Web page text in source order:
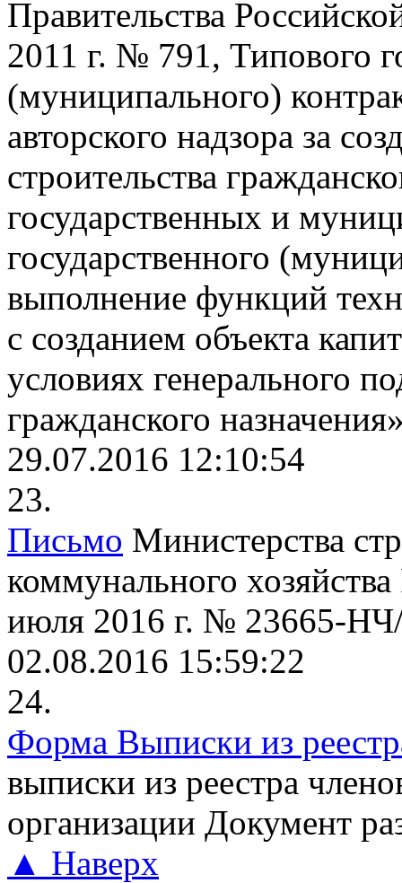
Правительства
2011 г. № 791, Типового
(муниципального)
авторского надзора за
строительства
государственных и
государственного
выполнение функций
с созданием объекта
условиях генерального
гражданского
29.07.2016 12:10:54
23.
Письмо Министерства
коммунального
июля 2016 г. № 23665-
02.08.2016 15:59:22
24.
Форма Выписки из
выписки из реестра
организации Документ
▲ Наверх